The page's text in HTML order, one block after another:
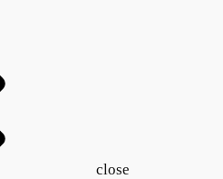
close